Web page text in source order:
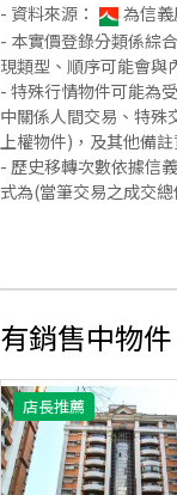
- 資料來源： 為信
- 本實價登錄分類係綜
現類型、順序可能會與
- 特殊行情物件可能為
中關係人間交易、特殊
上權物件)，及其他備
- 歷史移轉次數依據信
式為(當筆交易之成交
有銷售中物件
店長推薦